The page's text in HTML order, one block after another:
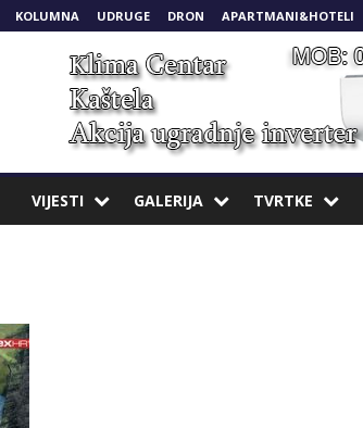
KOLUMNA UDRUGE DRON APARTMANI&HOTELI
VIJESTI GALERIJA TVRTKE